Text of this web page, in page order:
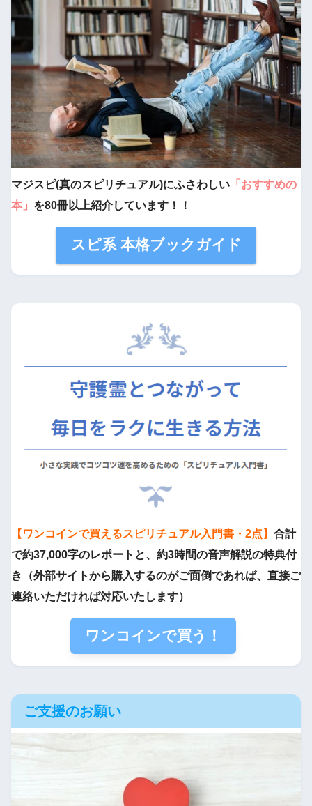
マジスピ(真のスピリチュアル)にふさわしい 「おすすめの
本」 を80冊以上紹介しています！！
スピ系 本格ブックガイド
【ワンコインで買えるスピリチュアル入門書・2点】 合計
で約37,000字のレポートと、約3時間の音声解説の特典付
き（外部サイトから購入するのがご面倒であれば、直接ご
連絡いただければ対応いたします）
ワンコインで買う！
ご支援のお願い